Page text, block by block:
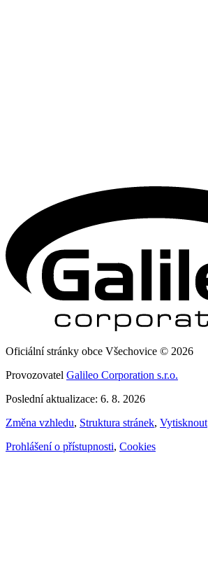
Oficiální stránky obce Všechovice © 2026
Provozovatel Galileo Corporation s.r.o.
Poslední aktualizace: 6. 8. 2026
Změna vzhledu, Struktura stránek, Vytisknout
Prohlášení o přístupnosti, Cookies